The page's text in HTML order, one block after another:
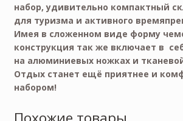
набор, удивительно компактный
для туризма и активного
Имея в сложенном виде форму
конструкция так же включает в
на алюминиевых ножках и
Отдых станет ещё приятнее и
набором!